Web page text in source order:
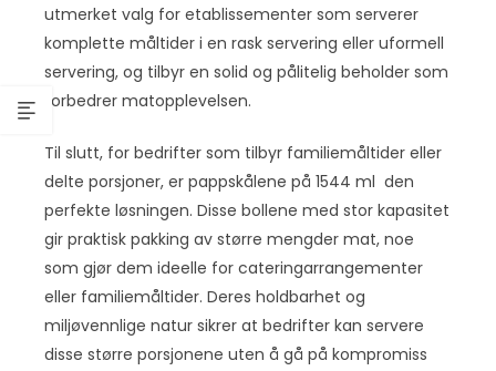
utmerket valg for etablissementer som serverer
komplette måltider i en rask servering eller uformell
servering, og tilbyr en solid og pålitelig beholder som
forbedrer matopplevelsen.
Til slutt, for bedrifter som tilbyr familiemåltider eller
delte porsjoner, er pappskålene på 1544 ml den
perfekte løsningen. Disse bollene med stor kapasitet
gir praktisk pakking av større mengder mat, noe
som gjør dem ideelle for cateringarrangementer
eller familiemåltider. Deres holdbarhet og
miljøvennlige natur sikrer at bedrifter kan servere
disse større porsjonene uten å gå på kompromiss